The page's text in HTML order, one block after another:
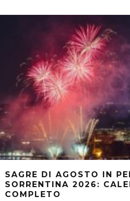
SAGRE DI AGOSTO IN
SORRENTINA 2026:
COMPLETO